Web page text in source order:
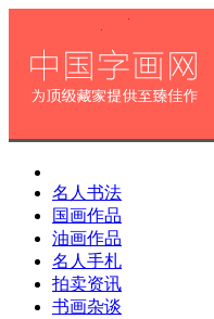
名人书法
国画作品
油画作品
名人手札
拍卖资讯
书画杂谈